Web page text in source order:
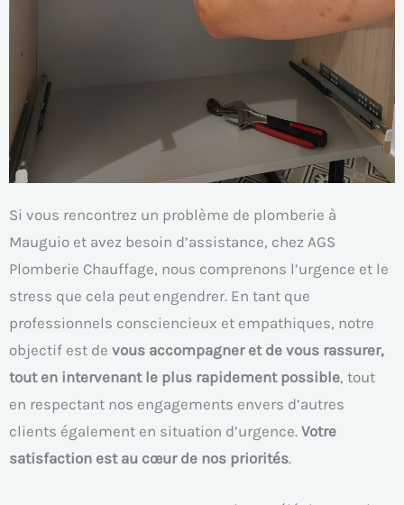
Si vous rencontrez un problème de plomberie à
Mauguio et avez besoin d’assistance, chez AGS
Plomberie Chauffage, nous comprenons l’urgence et le
stress que cela peut engendrer. En tant que
professionnels consciencieux et empathiques, notre
objectif est de vous accompagner et de vous rassurer,
tout en intervenant le plus rapidement possible, tout
en respectant nos engagements envers d’autres
clients également en situation d’urgence. Votre
satisfaction est au cœur de nos priorités.